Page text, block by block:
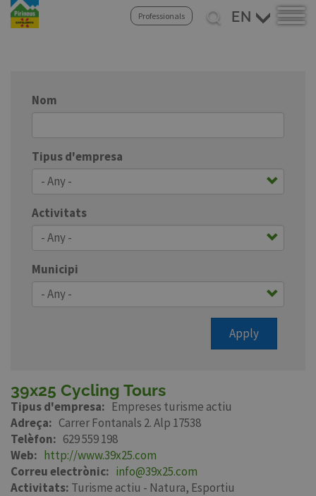
Skip
Professionals
Select
your
Nom
Tipus d'empresa
Activitats
Municipi
Apply
39x25 Cycling Tours
Tipus d'empresa
Empreses turisme actiu
Adreça
Carrer Fontanals 2. Alp 17538
Telèfon
629 559 198
Web
http://www.39x25.com
Correu electrònic
info@39x25.com
Activitats: Turisme actiu - Natura Esportiu